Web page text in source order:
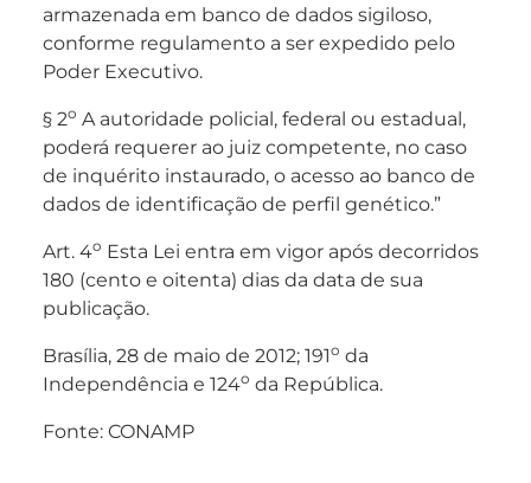
armazenada em banco de dados sigiloso,
conforme regulamento a ser expedido pelo
Poder Executivo.
§ 2o A autoridade policial, federal ou estadual,
poderá requerer ao juiz competente, no caso
de inquérito instaurado, o acesso ao banco de
dados de identificação de perfil genético.”
Art. 4o Esta Lei entra em vigor após decorridos
180 (cento e oitenta) dias da data de sua
publicação.
Brasília, 28 de maio de 2012; 191o da
Independência e 124o da República.
Fonte: CONAMP